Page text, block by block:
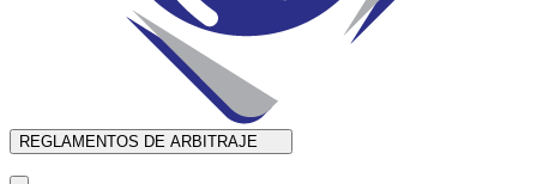
REGLAMENTOS DE ARBITRAJE